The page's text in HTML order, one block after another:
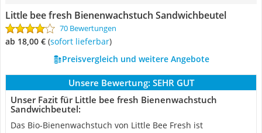
Little bee fresh Bienenwachstuch Sandwichbeutel
70 Bewertungen
ab 18,00 € ( Sofort lieferbar)
Preisvergleich und weitere Angebote
Unsere Bewertung: SEHR GUT
Unser Fazit für Little bee fresh Bienenwachstuch
Sandwichbeutel:
Das Bio-Bienenwachstuch von Little Bee Fresh ist